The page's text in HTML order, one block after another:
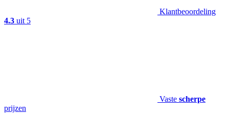
Klantbeoordeling
4.3 uit 5
Vaste scherpe
prijzen